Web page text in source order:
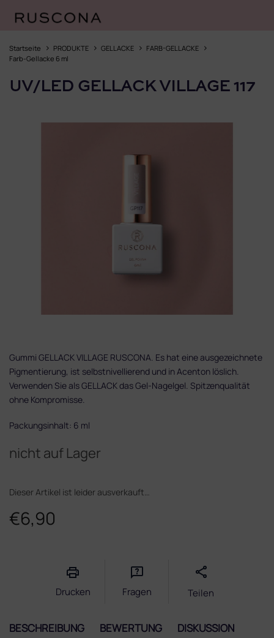
Inhalt
springen
Startseite PRODUKTE GELLACKE
FARB-GELLACKE
Farb-Gellacke 6 ml
UV/LED GELLACK VILLAGE 117
€6,90
nicht auf Lager
Dieser Artikel ist leider ausverkauft…
Gummi GELLACK VILLAGE RUSCONA. Es hat eine ausgezeichnete
Pigmentierung, ist selbstnivellierend und in Acenton löslich.
Verwenden Sie als GELLACK das Gel-Nagelgel. Spitzenqualität
ohne Kompromisse.
Packungsinhalt: 6 ml
Drucken Fragen Teilen
BESCHREIBUNG BEWERTUNG DISKUSSION